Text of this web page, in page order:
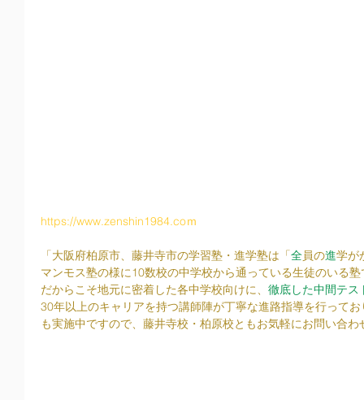
https://www.zenshin1984.coｍ
「大阪府柏原市、藤井寺市の学習塾・進学塾は「全員の進学が
マンモス塾の様に10数校の中学校から通っている生徒のいる
だからこそ地元に密着した各中学校向けに、 徹底した中間テス
30年以上のキャリアを持つ講師陣が丁寧な進路指導を行って
も実施中ですので、藤井寺校・柏原校ともお気軽にお問い合わ